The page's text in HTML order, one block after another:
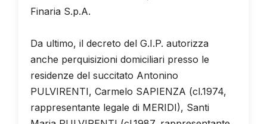
Finaria S.p.A.
Da ultimo, il decreto del G.I.P. autorizza
anche perquisizioni domiciliari presso le
residenze del succitato Antonino
PULVIRENTI, Carmelo SAPIENZA (cl.1974,
rappresentante legale di MERIDI), Santi